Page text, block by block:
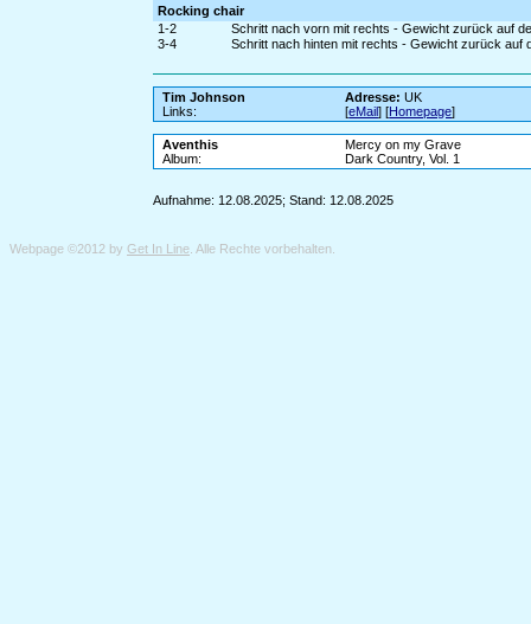
Rocking chair
1-2
Schritt nach vorn mit rechts - Gewicht zurück auf
3-4
Schritt nach hinten mit rechts - Gewicht zurück auf
Tim Johnson Adresse: UK
Links:
[eMail] [Homepage]
Aventhis
Mercy on my Grave
Album:
Dark Country, Vol. 1
Aufnahme: 12.08.2025; Stand: 12.08.2025
Webpage ©2012 by Get In Line . Alle Rechte vorbehalten.